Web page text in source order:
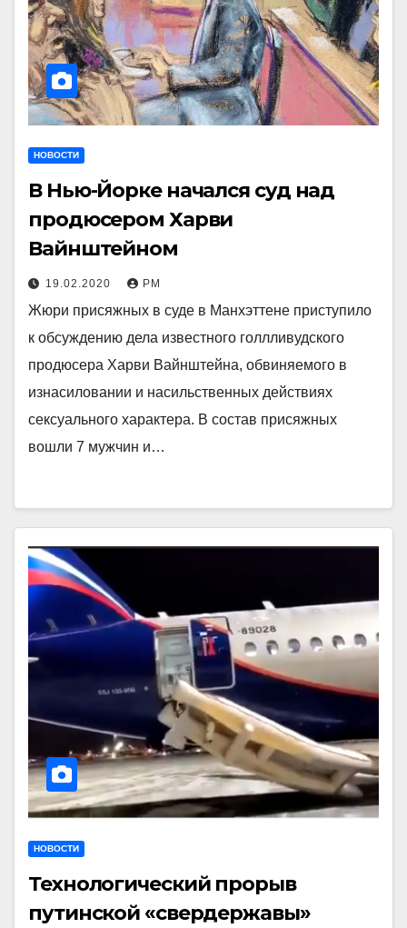
НОВОСТИ
В Нью-Йорке начался суд над
продюсером Харви
Вайнштейном
19.02.2020 РМ
Жюри присяжных в суде в Манхэттене приступило
к обсуждению дела известного голлливудского
продюсера Харви Вайнштейна, обвиняемого в
изнасиловании и насильственных действиях
сексуального характера. В состав присяжных
вошли 7 мужчин и…
НОВОСТИ
Технологический прорыв
путинской «свердержавы»